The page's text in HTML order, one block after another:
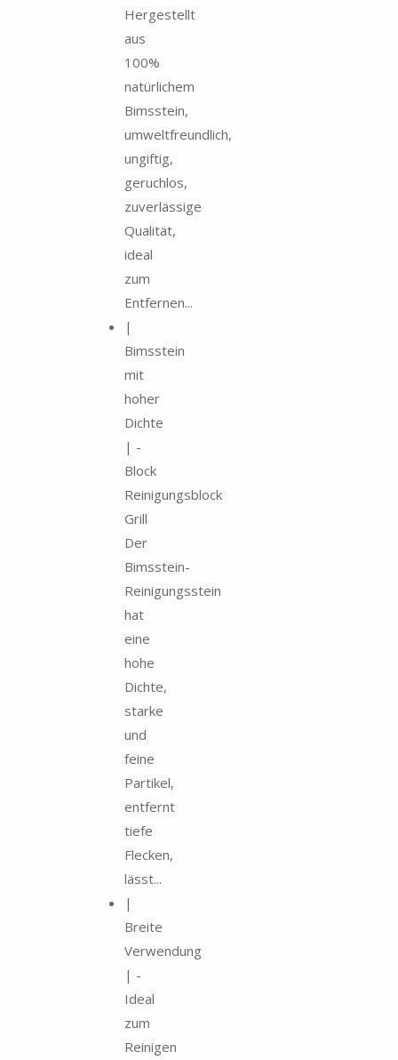
Hergestellt
aus
100%
natürlichem
Bimsstein,
umweltfreundlich,
ungiftig,
geruchlos,
zuverlässige
Qualität,
ideal
zum
Entfernen...
|
Bimsstein
mit
hoher
Dichte
| -
Block
Reinigungsblock
Grill
Der
Bimsstein-
Reinigungsstein
hat
eine
hohe
Dichte,
starke
und
feine
Partikel,
entfernt
tiefe
Flecken,
lässt...
|
Breite
Verwendung
| -
Ideal
zum
Reinigen